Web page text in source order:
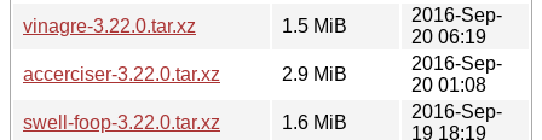
vinagre-3.22.0.tar.xz
1.5 MiB
2016-Sep-
20 06:19
accerciser-3.22.0.tar.xz
2.9 MiB
2016-Sep-
20 01:08
swell-foop-3.22.0.tar.xz
1.6 MiB
2016-Sep-
19 18:19